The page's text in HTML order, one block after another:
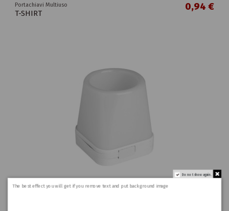
Portachiavi Multiuso
T-SHIRT
0,94 €
Do not show again.
The best effect you will get if you remove text and put background image